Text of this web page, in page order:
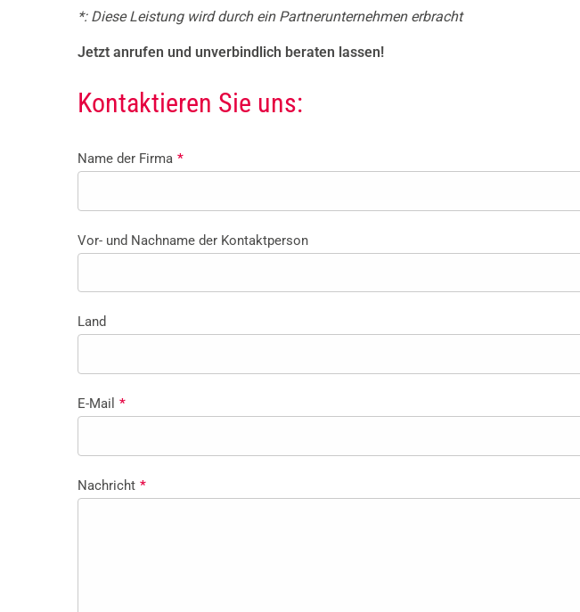
*: Diese Leistung wird durch ein Partnerunternehmen erbracht
Jetzt anrufen und unverbindlich beraten lassen!
Kontaktieren Sie uns:
Name der Firma *
Vor- und Nachname der Kontaktperson
Land
E-Mail *
Nachricht *